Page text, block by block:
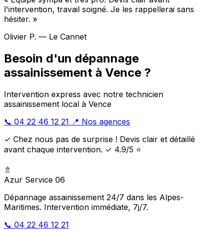
l'intervention, travail soigné. Je les rappellerai sans
hésiter. »
Olivier P. — Le Cannet
Besoin d'un dépannage
assainissement à Vence ?
Intervention express avec notre technicien
assainissement local à Vence
📞 04 22 46 12 21 📍 Nos agences
✓ Chez nous pas de surprise ! Devis clair et détaillé
avant chaque intervention. ✓ 4.9/5 ⭐
🚿
Azur Service 06
Dépannage assainissement 24/7 dans les Alpes-
Maritimes. Intervention immédiate, 7j/7.
📞 04 22 46 12 21